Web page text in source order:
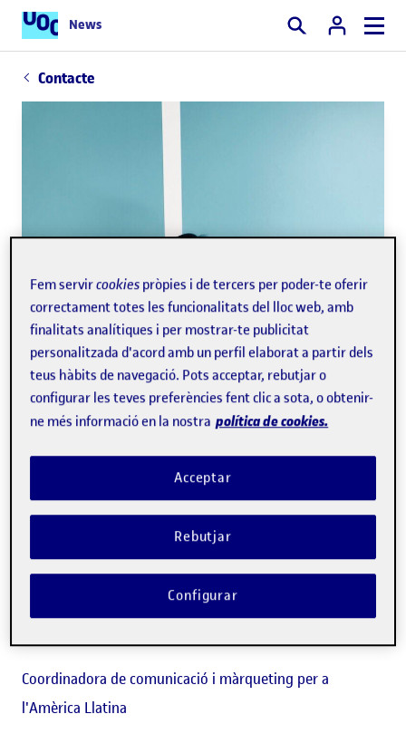
News Cercar
Contacte
Helena Loaiza Malaver
Coordinadora de comunicació i màrqueting per a
l'Amèrica Llatina
Fem servircookies pròpies i de tercers per poder-te oferir
correctament totes les funcionalitats del lloc web, amb
finalitats analítiques i per mostrar-te publicitat
personalitzada d'acord amb un perfil elaborat a partir dels
teus hàbits de navegació. Pots acceptar, rebutjar o
configurar les teves preferències fent clic a sota, o obtenir-
ne més informació en la nostra política de cookies.
Rebutjar
Acceptar
Configurar